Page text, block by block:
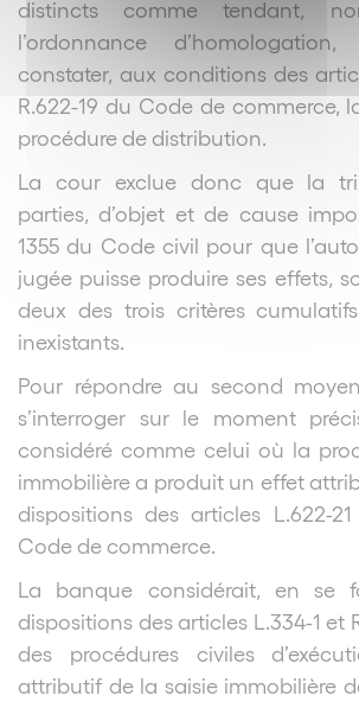
distincts comme tendant,
l’ordonnance
constater, aux conditions des
R.622-19 du Code de commerce,
procédure de distribution.
La cour exclue donc que la
parties, d’objet et de cause
1355 du Code civil pour que
jugée puisse produire ses effets,
deux des trois critères
inexistants.
Pour répondre au second
s’interroger sur le moment
considéré comme celui où la
immobilière a produit un effet
dispositions des articles L.622-
Code de commerce.
La banque considérait, en se
dispositions des articles L.334-1 et
des procédures civiles
attributif de la saisie immobilière